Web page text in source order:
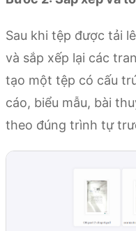
Sau khi tệp được tải
và sắp xếp lại các
tạo một tệp có cấu
cáo, biểu mẫu, bài
theo đúng trình tự